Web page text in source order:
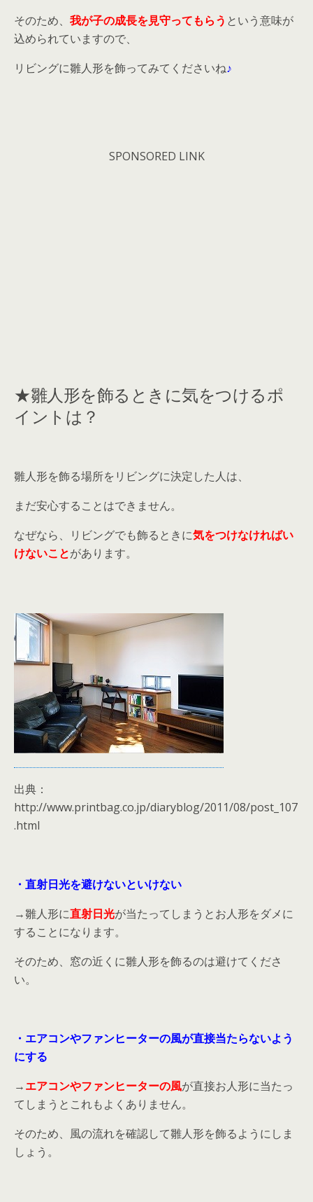
そのため、 我が子の成長を見守ってもらう という意味が
込められていますので、
リビングに雛人形を飾ってみてくださいね♪
SPONSORED LINK
★雛人形を飾るときに気をつけるポ
イントは？
雛人形を飾る場所をリビングに決定した人は、
まだ安心することはできません。
なぜなら、リビングでも飾るときに気をつけなければい
けないことがあります。
出典：
http://www.printbag.co.jp/diaryblog/2011/08/post_107
.html
・直射日光を避けないといけない
→雛人形に直射日光が当たってしまうとお人形をダメに
することになります。
そのため、窓の近くに雛人形を飾るのは避けてくださ
い。
・エアコンやファンヒーターの風が直接当たらないよう
にする
→エアコンやファンヒーターの風が直接お人形に当たっ
てしまうとこれもよくありません。
そのため、風の流れを確認して雛人形を飾るようにしま
しょう。